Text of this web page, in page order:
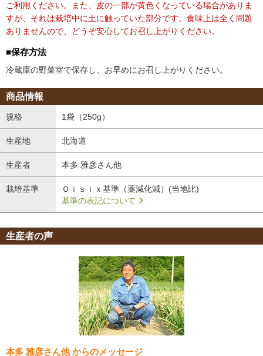
ご利用ください。また、皮の一部が黄色くなっている場合がありま
すが、それは栽培中に土に触っていた部分です。食味上は全く問題
ありませんので、どうぞ安心してお召し上がりください。
■保存方法
冷蔵庫の野菜室で保存し、お早めにお召し上がりください。
生産者の声